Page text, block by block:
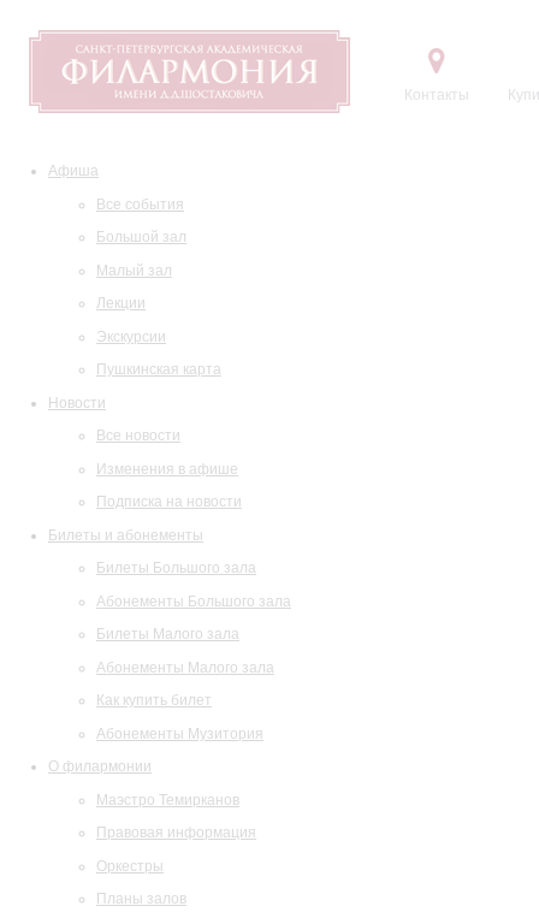
Контакты
Афиша
Все события
Большой зал
Малый зал
Лекции
Экскурсии
Пушкинская карта
Новости
Все новости
Изменения в афише
Подписка на новости
Билеты и абонементы
Билеты Большого зала
Абонементы Большого зала
Билеты Малого зала
Абонементы Малого зала
Как купить билет
Абонементы Музитория
О филармонии
Маэстро Темирканов
Правовая информация
Оркестры
Планы залов